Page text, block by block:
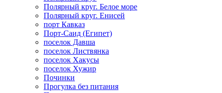
Полярный круг. Белое море
Полярный круг. Енисей
порт Кавказ
Порт-Саид (Египет)
поселок Давша
поселок Листвянка
поселок Хакусы
поселок Хужир
Починки
Прогулка без питания